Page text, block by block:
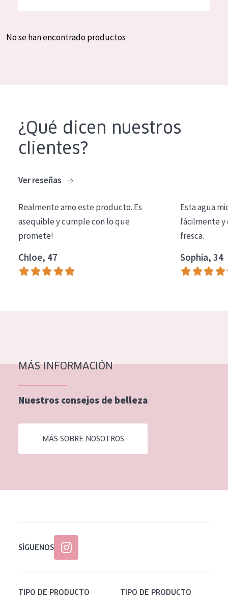
Crema de día
Crema de noche
Limpieza
COLECCIÓN
Essentials
Lift+
Piel normal y seca
Piel mixata o grasa
Piel madura
Piel expuesta al sol
Piel menopáusica
Todas las edades
Spanish
No se han encontrado productos
¿Qué dicen nuestros
clientes?
Ver reseñas
Realmente amo este producto. Es
asequible y cumple con lo que
promete!
Chloe, 47
Esta agua
fácilmente y
fresca.
Sophia, 34
MÁS INFORMACIÓN
Nuestros consejos de belleza
MÁS SOBRE NOSOTROS
SÍGUENOS
TIPO DE PRODUCTO TIPO DE PRODUCTO